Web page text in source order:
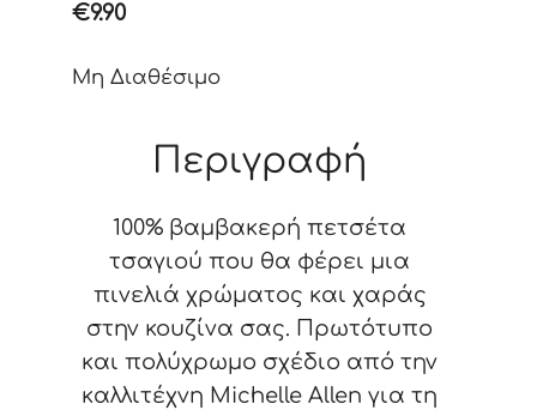
€9.90
Μη Διαθέσιμο
Περιγραφή
100% βαμβακερή πετσέτα
τσαγιού που θα φέρει μια
πινελιά χρώματος και χαράς
στην κουζίνα σας. Πρωτότυπο
και πολύχρωμο σχέδιο από την
καλλιτέχνη Michelle Allen για τη